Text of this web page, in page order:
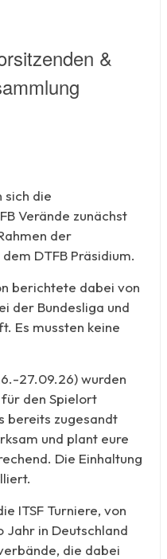
&
sich die
Verände zunächst
der
DTFB Präsidium.
berichtete dabei von
der Bundesliga und
Es mussten keine
27.09.26) wurden
den Spielort
bereits zugesandt
und plant eure
Die Einhaltung
ITSF Turniere, von
Jahr in Deutschland
die dabei